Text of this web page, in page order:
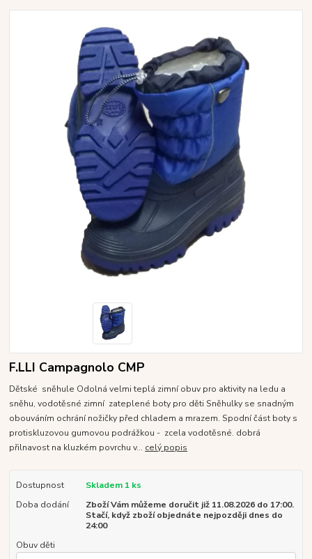
F.LLI Campagnolo CMP
Dětské sněhule Odolná velmi teplá zimní obuv pro aktivity na ledu a
sněhu, vodotěsné zimní zateplené boty pro děti Sněhulky se snadným
obouváním ochrání nožičky před chladem a mrazem. Spodní část boty s
protiskluzovou gumovou podrážkou - zcela vodotěsné. dobrá
přilnavost na kluzkém povrchu v... celý popis
Dostupnost
Skladem 1 ks
Doba dodání
Zboží Vám můžeme doručit již 11.08.2026 do 17:00.
Stačí, když zboží objednáte nejpozději dnes do
24:00
Obuv děti